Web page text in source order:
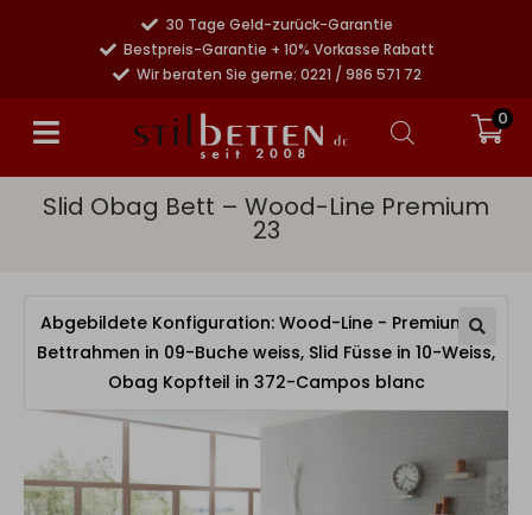
30 Tage Geld-zurück-Garantie
Bestpreis-Garantie + 10% Vorkasse Rabatt
Wir beraten Sie gerne: 0221 / 986 571 72
0
Slid Obag Bett – Wood-Line Premium
23
Abgebildete Konfiguration: Wood-Line - Premium 23
Bettrahmen in 09-Buche weiss, Slid Füsse in 10-Weiss,
Obag Kopfteil in 372-Campos blanc